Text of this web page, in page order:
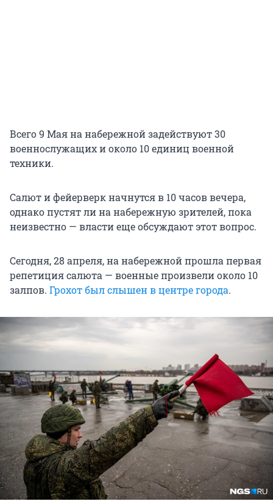
Всего 9 Мая на набережной задействуют 30
военнослужащих и около 10 единиц военной
техники.
Салют и фейерверк начнутся в 10 часов вечера,
однако пустят ли на набережную зрителей, пока
неизвестно — власти еще обсуждают этот вопрос.
Сегодня, 28 апреля, на набережной прошла первая
репетиция салюта — военные произвели около 10
залпов. Грохот был слышен в центре города.